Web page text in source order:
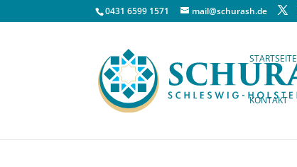
0431 6599 1571 mail@schurash.de
STARTSEITE
KONTAKT